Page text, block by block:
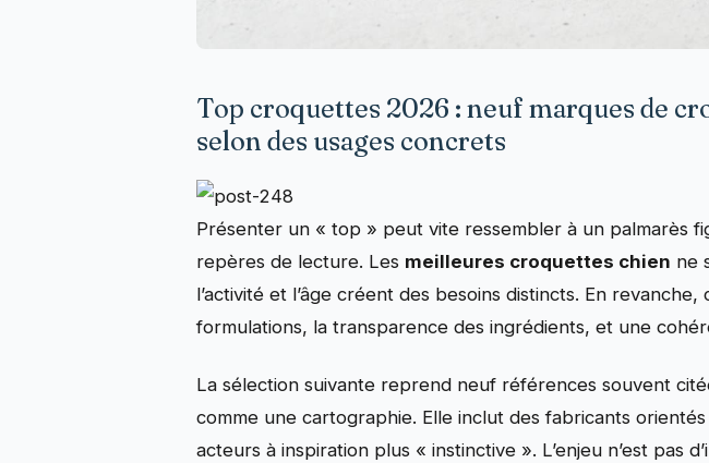
Top croquettes 2026 : neuf marques de
selon des usages concrets
Présenter un « top » peut vite ressembler à un palmarès
repères de lecture. Les meilleures croquettes chien ne
l’activité et l’âge créent des besoins distincts. En
formulations, la transparence des ingrédients, et une
La sélection suivante reprend neuf références souvent
comme une cartographie. Elle inclut des fabricants
acteurs à inspiration plus « instinctive ». L’enjeu n’est pas